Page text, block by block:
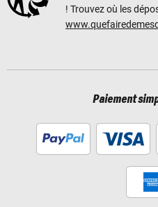
! Trouvez où les
Paiement